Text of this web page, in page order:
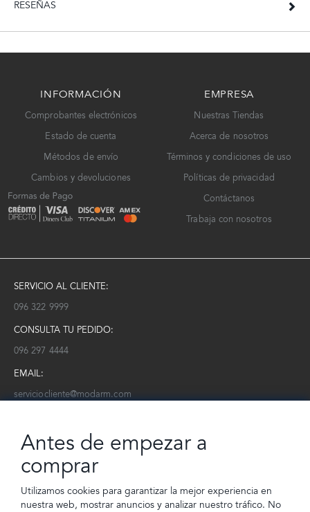
RESEÑAS
INFORMACIÓN
Comprobantes electrónicos
Estado de cuenta
Métodos de envío
Cambios y devoluciones
EMPRESA
Nuestras Tiendas
Acerca de nosotros
Términos y condiciones de uso
Políticas de privacidad
Contáctanos
Trabaja con nosotros
SERVICIO AL CLIENTE:
096 322 9999
CONSULTA TU PEDIDO:
096 297 4444
EMAIL:
serviciocliente@modarm.com
Conoce toda la información sobre últimas colecciones, eventos y
Subscríbete a nuestro newsletter
SUSCRIBIRSE
Antes de empezar a
comprar
Utilizamos cookies para garantizar la mejor experiencia en
nuestra web, mostrar anuncios y analizar nuestro tráfico. No